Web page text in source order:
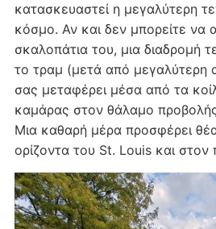
κατασκευαστεί η μεγαλύτερη
κόσμο. Αν και δεν μπορείτε να
σκαλοπάτια του, μια διαδρομή
το τραμ (μετά από μεγαλύτερη
σας μεταφέρει μέσα από τα
καμάρας στον θάλαμο
Μια καθαρή μέρα προσφέρει
ορίζοντα του St. Louis και στον